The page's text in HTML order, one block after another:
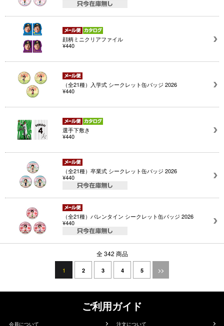
顔柄ミニクリアファイル
¥440
（全21種）入学式 シークレット缶バッジ 2026
¥440
選手下敷き
¥440
（全21種）卒業式 シークレット缶バッジ 2026
¥440
（全21種）バレンタイン シークレット缶バッジ 2026
¥440
全 342 商品
1 2 3 4 5 >>
ご利用ガイド
会員について 注文について